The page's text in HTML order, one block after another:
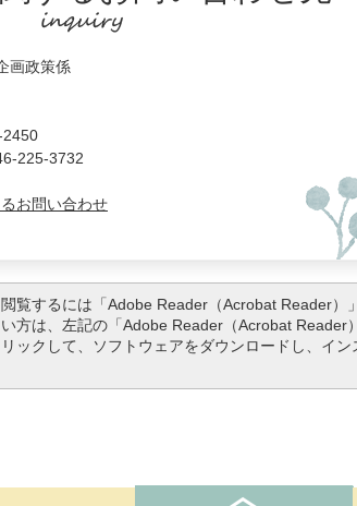
画政策係
2450
225-3732
お問い合わせ
覧するには「Adobe Reader（Acrobat Reader）
方は、左記の「Adobe Reader（Acrobat Reader
ックして、ソフトウェアをダウンロードし、イン